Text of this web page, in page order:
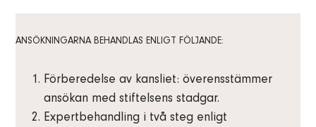
ANSÖKNINGARNA BEHANDLAS ENLIGT FÖLJANDE:
Förberedelse av kansliet: överensstämmer
ansökan med stiftelsens stadgar.
Expertbehandling i två steg enligt